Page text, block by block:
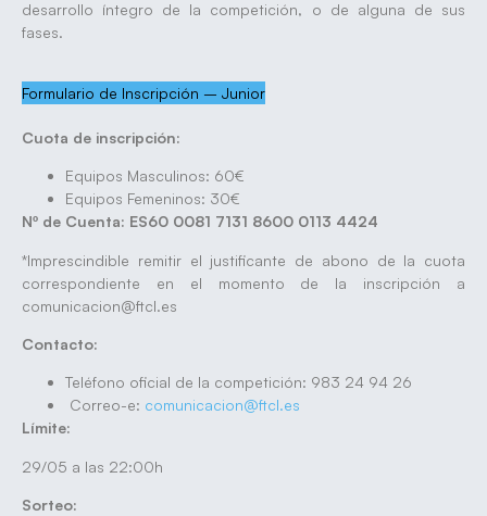
desarrollo íntegro de la competición, o de alguna de sus
fases.
Formulario de Inscripción – Junior
Cuota de inscripción:
Equipos Masculinos: 60€
Equipos Femeninos: 30€
Nº de Cuenta: ES60 0081 7131 8600 0113 4424
*Imprescindible remitir el justificante de abono de la cuota
correspondiente en el momento de la inscripción a
comunicacion@ftcl.es
Contacto:
Teléfono oficial de la competición: 983 24 94 26
Correo-e: comunicacion@ftcl.es
Límite:
29/05 a las 22:00h
Sorteo: